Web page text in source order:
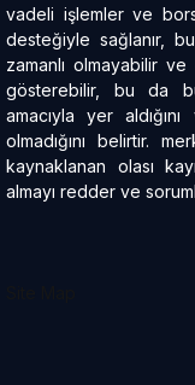
vadeli işlemler ve
desteğiyle sağlanır,
zamanlı olmayabilir
gösterebilir, bu da
amacıyla yer
olmadığını belirtir.
kaynaklanan olası
almayı redder ve